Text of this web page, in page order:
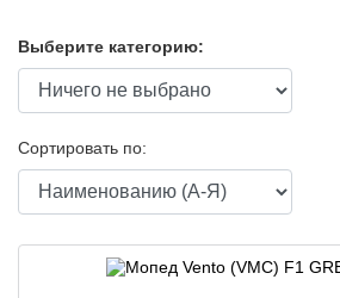
Выберите категорию:
Сортировать по: